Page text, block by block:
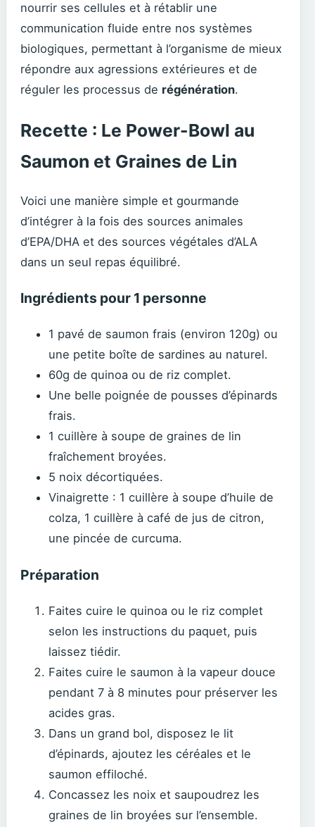
nourrir ses cellules et à rétablir une
communication fluide entre nos systèmes
biologiques, permettant à l’organisme de mieux
répondre aux agressions extérieures et de
réguler les processus de régénération.
Recette : Le Power-Bowl au
Saumon et Graines de Lin
Voici une manière simple et gourmande
d’intégrer à la fois des sources animales
d’EPA/DHA et des sources végétales d’ALA
dans un seul repas équilibré.
Ingrédients pour 1 personne
1 pavé de saumon frais (environ 120g) ou
une petite boîte de sardines au naturel.
60g de quinoa ou de riz complet.
Une belle poignée de pousses d’épinards
frais.
1 cuillère à soupe de graines de lin
fraîchement broyées.
5 noix décortiquées.
Vinaigrette : 1 cuillère à soupe d’huile de
colza, 1 cuillère à café de jus de citron,
une pincée de curcuma.
Préparation
Faites cuire le quinoa ou le riz complet
selon les instructions du paquet, puis
laissez tiédir.
Faites cuire le saumon à la vapeur douce
pendant 7 à 8 minutes pour préserver les
acides gras.
Dans un grand bol, disposez le lit
d’épinards, ajoutez les céréales et le
saumon effiloché.
Concassez les noix et saupoudrez les
graines de lin broyées sur l’ensemble.